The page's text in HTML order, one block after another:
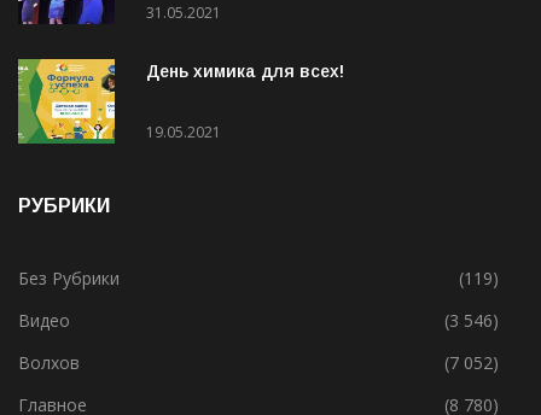
31.05.2021
День химика для всех!
19.05.2021
РУБРИКИ
Без Рубрики
(119)
Видео
(3 546)
Волхов
(7 052)
Главное
(8 780)